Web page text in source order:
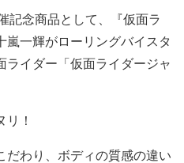
記念商品として、『仮面ラ
嵐一輝がローリングバイスタ
ライダー「仮面ライダージャ
リ！
だわり、ボディの質感の違い